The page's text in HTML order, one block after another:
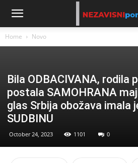
Home Novo
Bila ODBACIVANA, rodila
postala SAMOHRANA
glas Srbija obožava imala
SUDBINU
October 24, 2023 1101 0